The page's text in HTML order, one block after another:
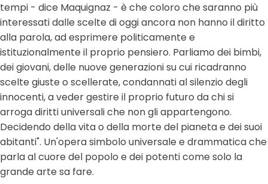
tempi - dice Maquignaz - è che coloro che saranno più
interessati dalle scelte di oggi ancora non hanno il diritto
alla parola, ad esprimere politicamente e
istituzionalmente il proprio pensiero. Parliamo dei bimbi,
dei giovani, delle nuove generazioni su cui ricadranno
scelte giuste o scellerate, condannati al silenzio degli
innocenti, a veder gestire il proprio futuro da chi si
arroga diritti universali che non gli appartengono.
Decidendo della vita o della morte del pianeta e dei suoi
abitanti". Un'opera simbolo universale e drammatica che
parla al cuore del popolo e dei potenti come solo la
grande arte sa fare.